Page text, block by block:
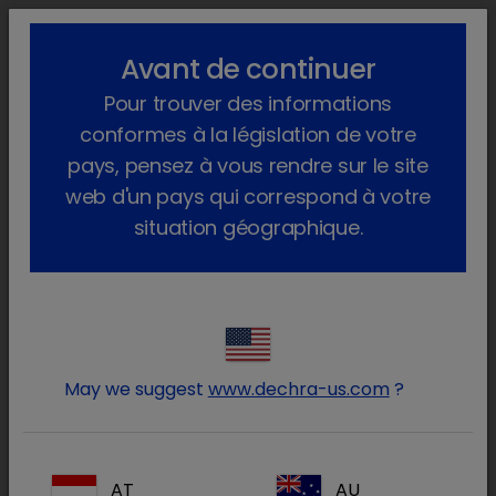
lock_outline search menu
Chat SPECIFIC Weight Reduction, Cat
lockConnectez-vous à votre
Avant de continuer
Pour trouver des informations
conformes à la législation de votre
pays, pensez à vous rendre sur le site
web d'un pays qui correspond à votre
situation géographique.
May we suggest www.dechra-us.com ?
AT AU